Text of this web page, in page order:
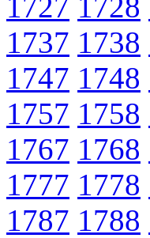
1737 1738
1747 1748
1757 1758
1767 1768
1777 1778
1787 1788